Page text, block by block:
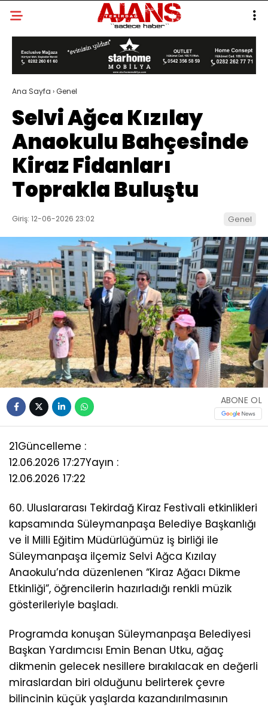
Ana Sayfa ›Genel
Selvi Ağca Kızılay
Anaokulu Bahçesinde
Kiraz Fidanları
Toprakla Buluştu
Giriş: 12-06-2026 23:02 Genel
ABONE OL
21Güncelleme :
12.06.2026 17:27Yayın :
12.06.2026 17:22
60. Uluslararası Tekirdağ Kiraz Festivali etkinlikleri
kapsamında Süleymanpaşa Belediye Başkanlığı
ve İl Milli Eğitim Müdürlüğümüz iş birliği ile
Süleymanpaşa ilçemiz Selvi Ağca Kızılay
Anaokulu’nda düzenlenen “Kiraz Ağacı Dikme
Etkinliği”, öğrencilerin hazırladığı renkli müzik
gösterileriyle başladı.
Programda konuşan Süleymanpaşa Belediyesi
Başkan Yardımcısı Emin Benan Utku, ağaç
dikmenin gelecek nesillere bırakılacak en değerli
miraslardan biri olduğunu belirterek çevre
bilincinin küçük yaşlarda kazandırılmasının